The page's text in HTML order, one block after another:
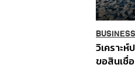
BUSINESS
วิเคราะ
ขอสินเชื่